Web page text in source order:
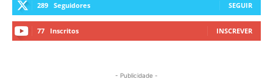
289 Seguidores SEGUIR
77 Inscritos INSCREVER
- Publicidade -